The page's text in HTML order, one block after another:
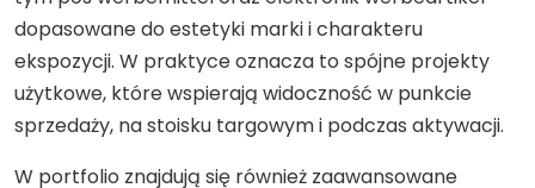
dopasowane do estetyki marki i charakteru
ekspozycji. W praktyce oznacza to spójne projekty
użytkowe, które wspierają widoczność w punkcie
sprzedaży, na stoisku targowym i podczas aktywacji.
W portfolio znajdują się również zaawansowane